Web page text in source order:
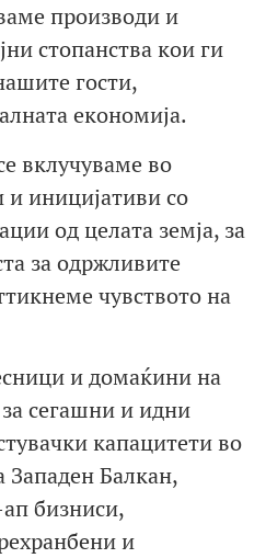
производи и
стопанства кои ги
гости,
економија.
вклучуваме во
иницијативи со
од целата земја, за
за одржливите
чувството на
и домаќини на
сегашни и идни
капацитети во
Западен Балкан,
бизниси,
и